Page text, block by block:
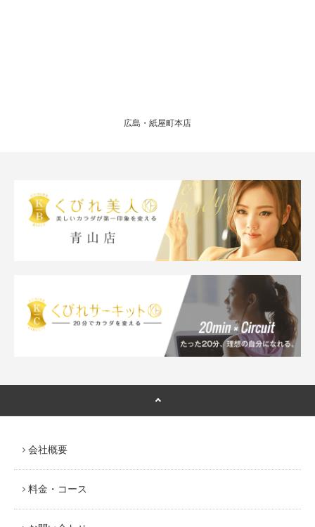
広島・紙屋町本店
会社概要
料金・コース